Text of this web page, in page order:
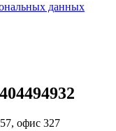
данных
офис 327